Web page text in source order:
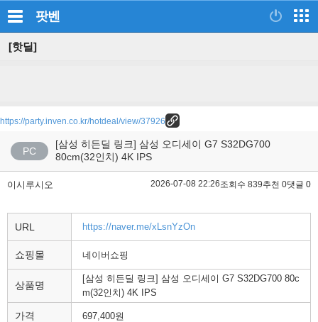
팟벤
[핫딜]
https://party.inven.co.kr/hotdeal/view/37926
PC
[삼성 히든딜 링크] 삼성 오디세이 G7 S32DG700
80cm(32인치) 4K IPS
이시루시오 2026-07-08 22:26조회수 839추천 0댓글 0
URL https://naver.me/xLsnYzOn
쇼핑몰 네이버쇼핑
상품명
[삼성 히든딜 링크] 삼성 오디세이 G7 S32DG700 80c
m(32인치) 4K IPS
가격 697,400원